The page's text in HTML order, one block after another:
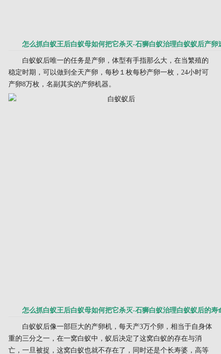
怎么抓白蚁王后白蚁母如何把它杀灭-石狮白蚁治理白蚁蚁后产卵
白蚁蚁后唯一的任务是产卵，体型有手指那么大，在当繁殖的
稳定时期，可以做到全天产卵，每秒１枚每秒产卵一枚，24小时可
产卵8万枚，名副其实的产卵机器。
怎么抓白蚁王后白蚁母如何把它杀灭-石狮白蚁治理白蚁蚁后的寿
白蚁蚁后像一部巨大的产卵机，每天产3万个卵，相当于自身体
重的三分之一，在一窝白蚁中，蚁后决定了这窝白蚁的存在与消
亡，一旦被捉，这窝白蚁也就不存在了，同时还是个长寿婆，高等